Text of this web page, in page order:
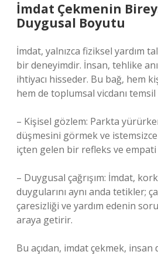
İmdat Çekmenin
Duygusal Boyutu
İmdat, yalnızca fiziksel yardım
bir deneyimdir. İnsan, tehlike
ihtiyacı hisseder. Bu bağ, hem
hem de toplumsal vicdanı temsil
– Kişisel gözlem: Parkta
düşmesini görmek ve istemsizce
içten gelen bir refleks ve
– Duygusal çağrışım: İmdat,
duygularını aynı anda tetikler;
çaresizliği ve yardım edenin
araya getirir.
Bu açıdan, imdat çekmek,